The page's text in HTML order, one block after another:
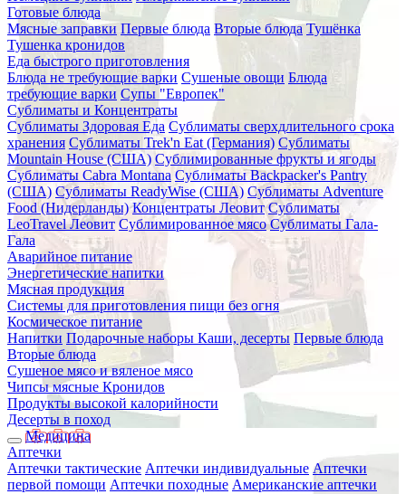
Готовые блюда
Мясные заправки Первые блюда Вторые блюда Тушёнка
Тушенка кронидов
Еда быстрого приготовления
Блюда не требующие варки Сушеные овощи Блюда
требующие варки Супы "Европек"
Сублиматы и Концентраты
Сублиматы Здоровая Еда Сублиматы сверхдлительного срока
хранения Сублиматы Trek'n Eat (Германия) Сублиматы
Mountain House (США) Сублимированные фрукты и ягоды
Сублиматы Cabra Montana Сублиматы Backpacker's Pantry
(США) Сублиматы ReadyWise (США) Сублиматы Adventure
Food (Нидерланды) Концентраты Леовит Сублиматы
LeoTravel Леовит Сублимированное мясо Сублиматы Гала-
Гала
Аварийное питание
Энергетические напитки
Мясная продукция
Системы для приготовления пищи без огня
Космическое питание
Напитки Подарочные наборы Каши, десерты Первые блюда
Вторые блюда
Сушеное мясо и вяленое мясо
Чипсы мясные Кронидов
Продукты высокой калорийности
Десерты в поход
Медицина
Аптечки
Аптечки тактические Аптечки индивидуальные Аптечки
первой помощи Аптечки походные Американские аптечки